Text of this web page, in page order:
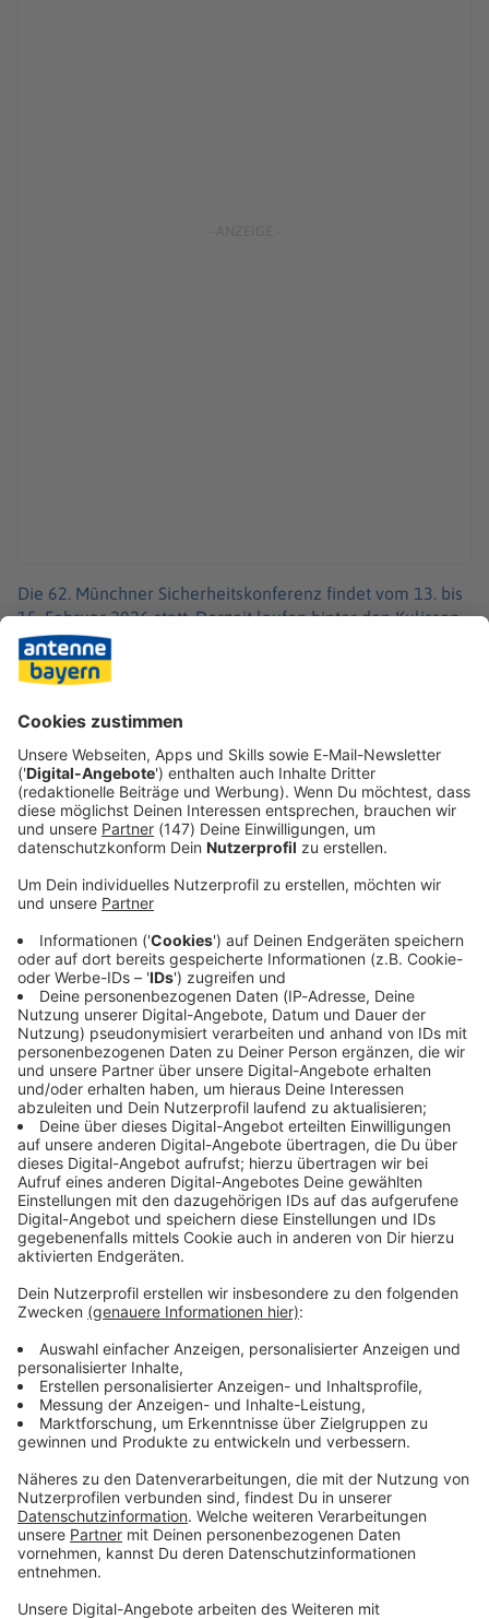
Die 62. Münchner Sicherheitskonferenz findet vom 13. bis
15. Februar 2026 statt. Derzeit laufen hinter den Kulissen
bereits die umfangreichen Planungen für das weltweit
wichtigste sicherheitspolitische Expertentreffen. Jedes
Jahr reisen viele Staats- und Regierungschefs, Diplomaten,
Minister und Militärs für die Konferenz in die bayerische
Immer auf dem Laufenden
bleiben!
Verpass' nichts mehr - mit unserem kostenlosen
ANTENNE BAYERN Newsletter. Ob Nachrichten,
Lifestyle oder unsere neuesten Aktionen - wir
informieren dich.
Zum Newsletter anmelden
Du möchtest uns etwas sagen?
Studio Hotline